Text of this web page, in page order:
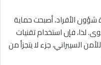
شؤون الأفراد، أصبحت حماية
لذا، فإن استخدام تقنيات
السيبراني، جزء لا يتجزأ من